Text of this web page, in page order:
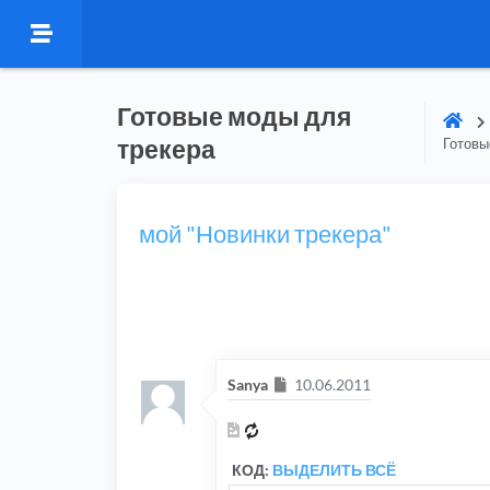
Готовые моды для
трекера
мой "Новинки трекера"
Sanya Сообщение
10.06.2011
КОД: ВЫДЕЛИТЬ ВСЁ